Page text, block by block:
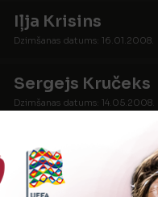
Iļja Krisins
Dzimšanas datums: 16.01.2008.
Sergejs Kručeks
Dzimšanas datums: 14.05.2008.
Artjoms
Dzimšanas datums: 03.07.2008.